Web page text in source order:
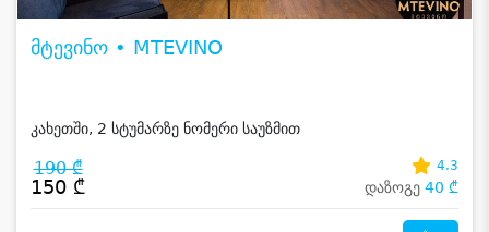
მტევინო • MTEVINO
კახეთში, 2 სტუმარზე ნომერი საუზმით
190 ₾
150 ₾
4.3
დაზოგე 40 ₾